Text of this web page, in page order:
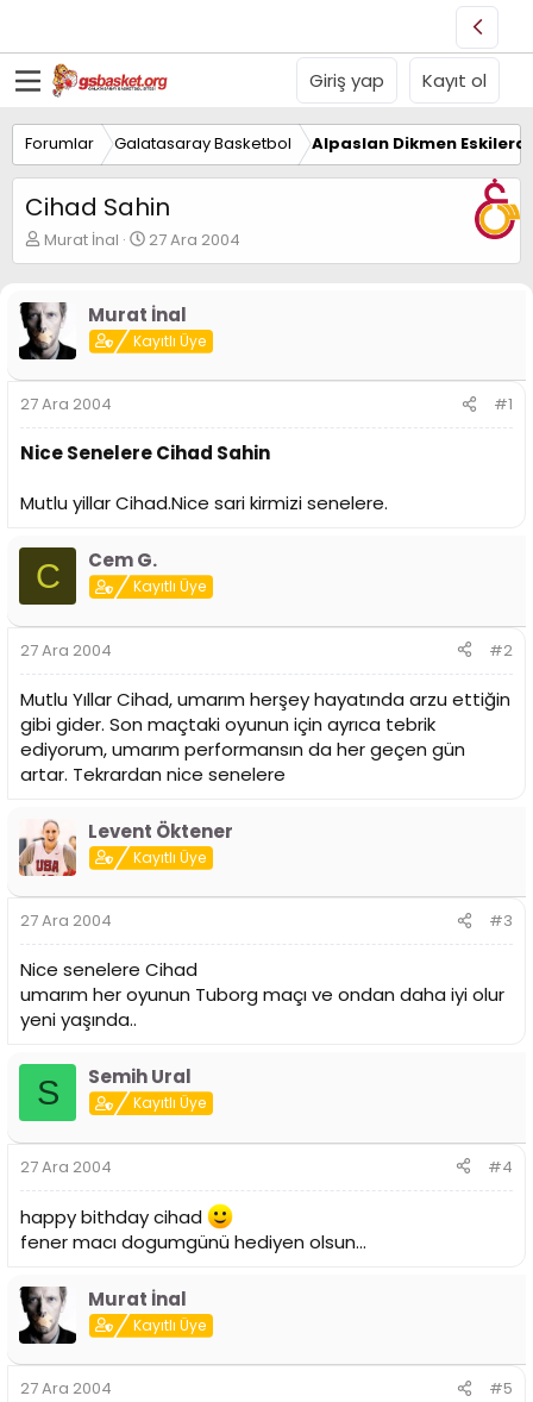
Giriş yap Kayıt ol
Forumlar Galatasaray Basketbol Alpaslan Dikmen
Cihad Sahin
K
o
u
y
u
B
a
ş
l
a
a
n
Murat İnal
B
a
a
n
ı
t
a
i
h
27 Ara 2004
Murat İnal
Kayıtlı Üye
27 Ara 2004 #1
Nice Senelere Cihad Sahin
Mutlu yillar Cihad.Nice sari kirmizi senelere.
C Cem G.
Kayıtlı Üye
27 Ara 2004 #2
Mutlu Yıllar Cihad, umarım herşey hayatında arzu ettiğin
gibi gider. Son maçtaki oyunun için ayrıca tebrik
ediyorum, umarım performansın da her geçen gün
artar. Tekrardan nice senelere
Levent Öktener
Kayıtlı Üye
27 Ara 2004 #3
Nice senelere Cihad
umarım her oyunun Tuborg maçı ve ondan daha iyi olur
yeni yaşında..
S Semih Ural
Kayıtlı Üye
27 Ara 2004 #4
happy bithday cihad
fener macı dogumgünü hediyen olsun...
Murat İnal
Kayıtlı Üye
27 Ara 2004 #5